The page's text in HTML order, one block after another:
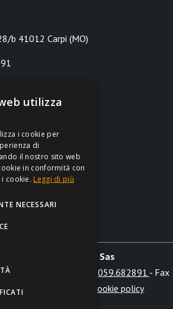
b 41012 Carpi (MO)
12:30 | 14:30-18:30
s.a.s. di Marchi L. & C. Sas
Carpi (MO) - Tel. 059.682891 - Fax
-info@irontrust.it Cookie policy
utilizza
i cookie per
di
il nostro sito web
in conformità con
cookie. Leggi di più
NECESSARI